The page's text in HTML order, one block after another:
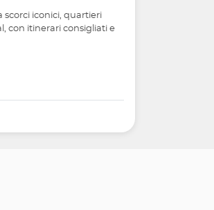
iconici, quartieri
con itinerari consigliati e